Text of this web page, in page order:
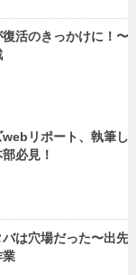
復活のきっかけに！〜
リポート、執筆し
必見！
は穴場だった〜出先
業